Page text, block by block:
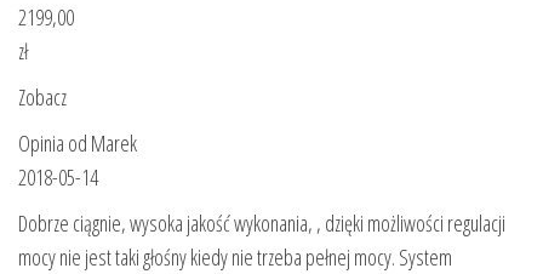
2199,00
zł
Zobacz
Opinia od Marek
2018-05-14
Dobrze ciągnie, wysoka jakość wykonania, , dzięki możliwości regulacji
mocy nie jest taki głośny kiedy nie trzeba pełnej mocy. System